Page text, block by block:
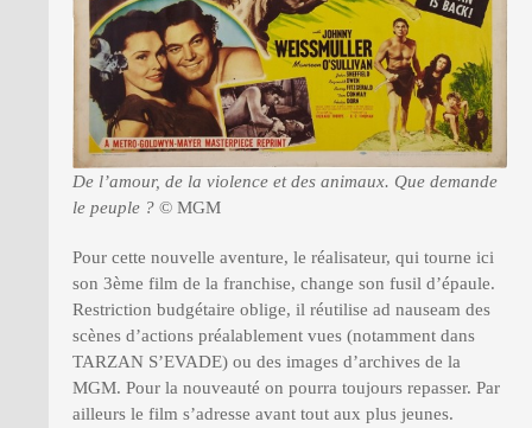
De l’amour, de la violence et des animaux. Que demande
le peuple ? © MGM
Pour cette nouvelle aventure, le réalisateur, qui tourne ici
son 3ème film de la franchise, change son fusil d’épaule.
Restriction budgétaire oblige, il réutilise ad nauseam des
scènes d’actions préalablement vues (notamment dans
TARZAN S’EVADE) ou des images d’archives de la
MGM. Pour la nouveauté on pourra toujours repasser. Par
ailleurs le film s’adresse avant tout aux plus jeunes.